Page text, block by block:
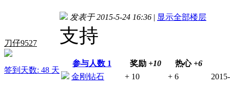
刀仔9527
签到天数: 48 天
发表于 2015-5-24 16:36 | 显示全部楼层
支持
参与人数 1 奖励 +10 热心 +6
金刚钻石
+ 10 + 6